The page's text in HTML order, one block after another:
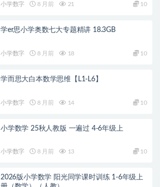
小学数字 8 月前 21 10
学er思小学奥数七大专题精讲 18.3GB
小学数字 8 月前 18 10
学而思大白本数学思维【L1-L6】
小学数字 8 月前 14 10
小学数学 25秋人教版 一遍过 4-6年级上
小学数字 8 月前 13 10
2026版小学数学 阳光同学课时训练 1-6年级上